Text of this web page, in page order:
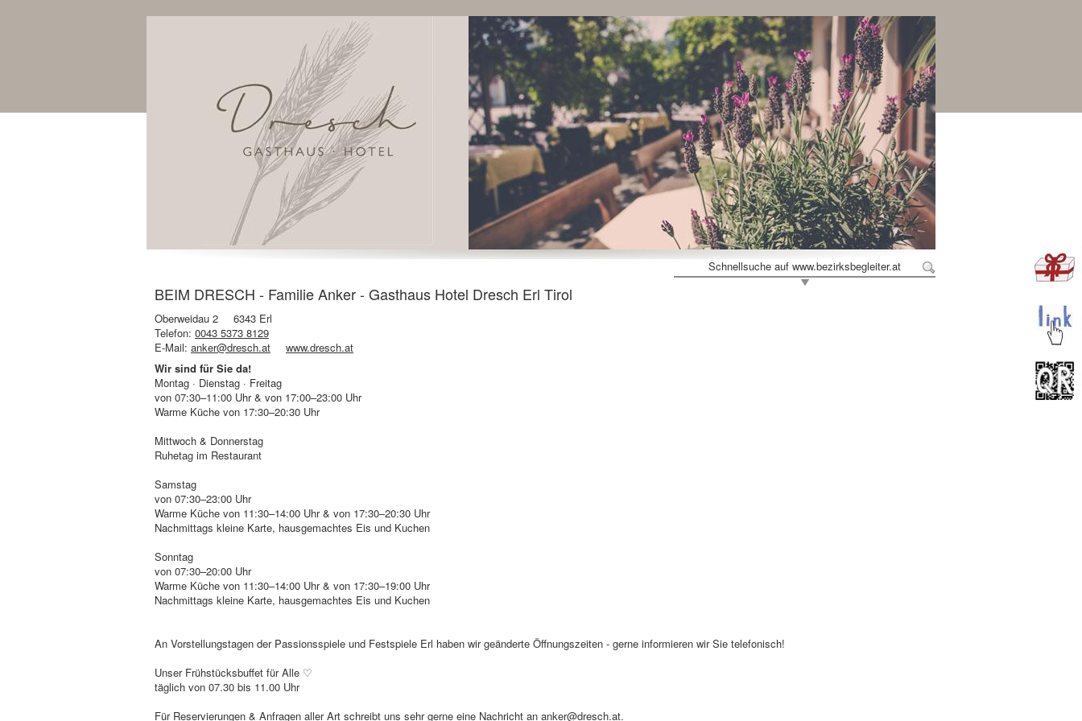
Schnellsuche auf www.bezirksbegleiter.at
BEIM DRESCH - Familie Anker - Gasthaus Hotel Dresch Erl Tirol
Oberweidau 2
6343 Erl
Telefon: 0043 5373 8129
E-Mail: anker@dresch.at
www.dresch.at
Wir sind für Sie da!
Montag · Dienstag · Freitag
von 07:30–11:00 Uhr & von 17:00–23:00 Uhr
Warme Küche von 17:30–20:30 Uhr
Mittwoch & Donnerstag
Ruhetag im Restaurant
Samstag
von 07:30–23:00 Uhr
Warme Küche von 11:30–14:00 Uhr & von 17:30–20:30 Uhr
Nachmittags kleine Karte, hausgemachtes Eis und Kuchen
Sonntag
‍von 07:30–20:00 Uhr
Warme Küche von 11:30–14:00 Uhr & von 17:30–19:00 Uhr
Nachmittags kleine Karte, hausgemachtes Eis und Kuchen
An Vorstellungstagen der Passionsspiele und Festspiele Erl haben wir geänderte Öffnungszeiten - gerne informieren wir Sie telefonisch!
Unser Frühstücksbuffet für Alle ♡
täglich von 07.30 bis 11.00 Uhr
Für Reservierungen & Anfragen aller Art schreibt uns sehr gerne eine Nachricht an anker@dresch.at.